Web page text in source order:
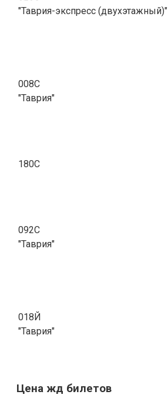
"Таврия-экспресс (двухэтажный)"
008С
"Таврия"
180С
092С
"Таврия"
018Й
"Таврия"
Цена жд билетов